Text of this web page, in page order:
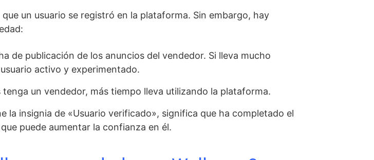
un usuario se registró en la plataforma. Sin embargo, hay
de publicación de los anuncios del vendedor. Si lleva mucho
activo y experimentado.
un vendedor, más tiempo lleva utilizando la plataforma.
la insignia de «Usuario verificado», significa que ha completado el
puede aumentar la confianza en él.